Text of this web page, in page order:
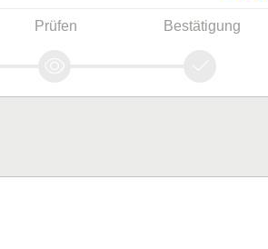
Prüfen Bestätigung